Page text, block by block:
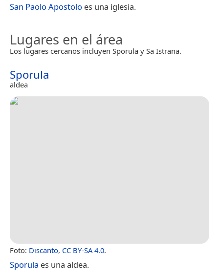
San Paolo Apostolo es una iglesia.
Lugares en el área
Los lugares cercanos incluyen Sporula y Sa Istrana.
Sporula
aldea
Foto: Discanto, CC BY-SA 4.0.
Sporula es una aldea.